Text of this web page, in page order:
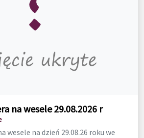
na wesele 29.08.2026 r
wesele na dzień 29.08.26 roku we